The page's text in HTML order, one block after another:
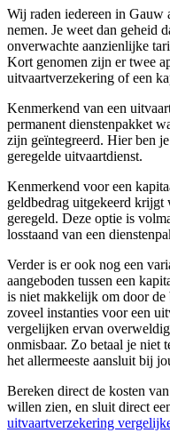
Wij raden iedereen in Gauw
nemen. Je weet dan geheid
onverwachte aanzienlijke
Kort genomen zijn er twee
uitvaartverzekering of een
Kenmerkend van een
permanent dienstenpakket
zijn geïntegreerd. Hier ben
geregelde uitvaartdienst.
Kenmerkend voor een
geldbedrag uitgekeerd krijgt
geregeld. Deze optie is
losstaand van een
Verder is er ook nog een
aangeboden tussen een
is niet makkelijk om door de
zoveel instanties voor een
vergelijken ervan
onmisbaar. Zo betaal je niet
het allermeeste aansluit bij
Bereken direct de kosten
willen zien, en sluit direct
uitvaartverzekering